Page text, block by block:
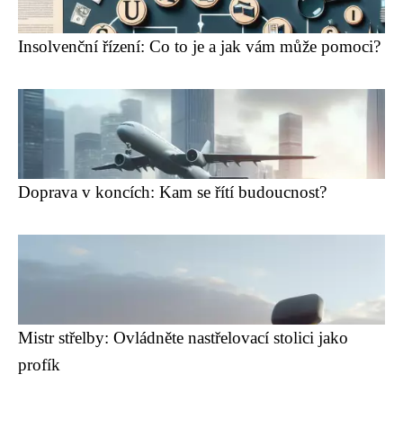
Insolvenční řízení: Co to je a jak vám může pomoci?
Doprava v koncích: Kam se řítí budoucnost?
Mistr střelby: Ovládněte nastřelovací stolici jako
profík